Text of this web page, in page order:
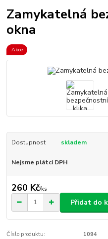
Zamykatelná
okna
Akce
Dostupnost skladem
Nejsme plátci DPH
260 Kč/ks
Přidat do
Číslo produktu: 1094